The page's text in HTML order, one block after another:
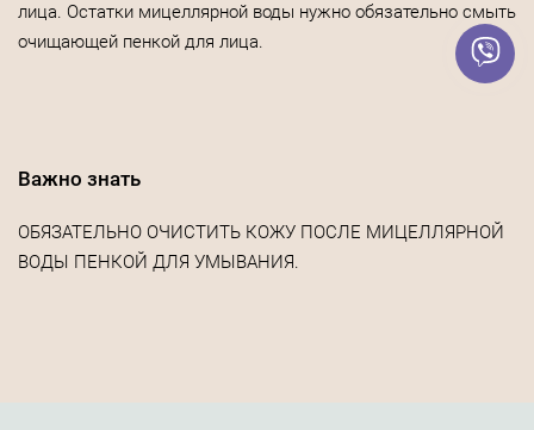
лица. Остатки мицеллярной воды нужно обязательно смыть
очищающей пенкой для лица.
Важно знать
ОБЯЗАТЕЛЬНО ОЧИСТИТЬ КОЖУ ПОСЛЕ МИЦЕЛЛЯРНОЙ
ВОДЫ ПЕНКОЙ ДЛЯ УМЫВАНИЯ.